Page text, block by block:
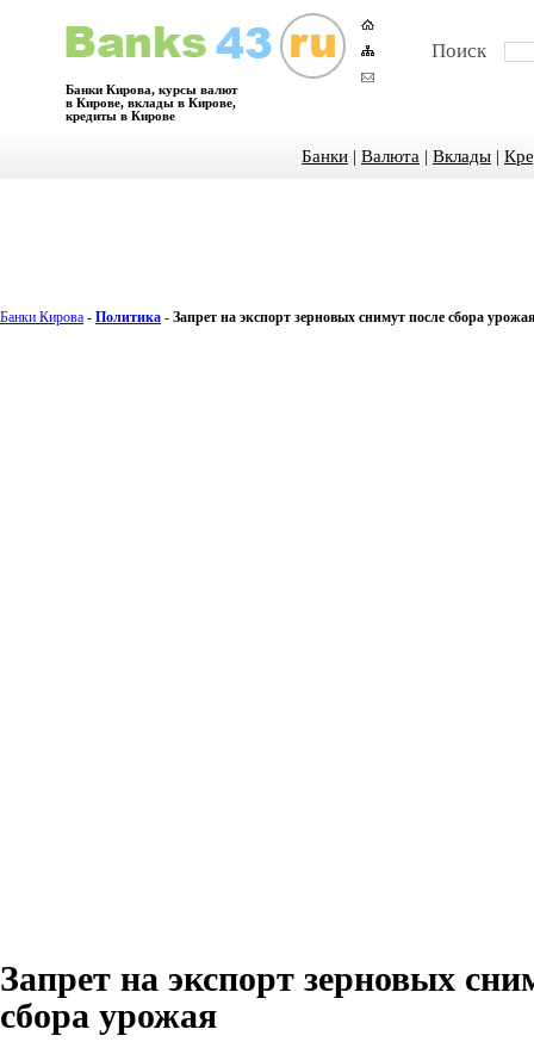
Банки Кирова, курсы валют
в Кирове, вклады в Кирове,
кредиты в Кирове
Поиск
Банки | Валюта | Вклады |
Банки Кирова - Политика - Запрет на экспорт зерновых снимут после сбора
Запрет на экспорт зерновых
сбора урожая